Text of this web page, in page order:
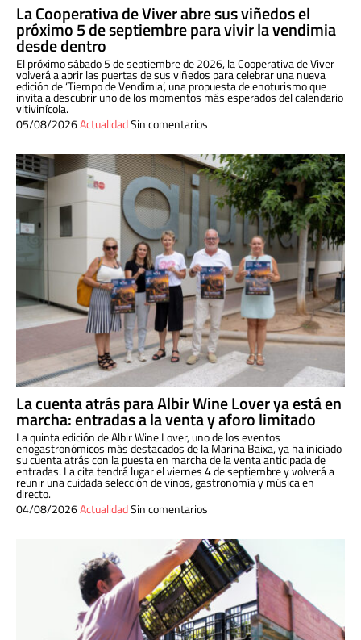
La Cooperativa de Viver abre sus viñedos el
próximo 5 de septiembre para vivir la vendimia
desde dentro
El próximo sábado 5 de septiembre de 2026, la Cooperativa de Viver
volverá a abrir las puertas de sus viñedos para celebrar una nueva
edición de ‘Tiempo de Vendimia’, una propuesta de enoturismo que
invita a descubrir uno de los momentos más esperados del calendario
vitivinícola.
05/08/2026ActualidadSin comentarios
La cuenta atrás para Albir Wine Lover ya está en
marcha: entradas a la venta y aforo limitado
La quinta edición de Albir Wine Lover, uno de los eventos
enogastronómicos más destacados de la Marina Baixa, ya ha iniciado
su cuenta atrás con la puesta en marcha de la venta anticipada de
entradas. La cita tendrá lugar el viernes 4 de septiembre y volverá a
reunir una cuidada selección de vinos, gastronomía y música en
directo.
04/08/2026ActualidadSin comentarios